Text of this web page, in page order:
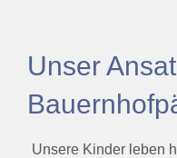
Unser
Unsere Kinder leben